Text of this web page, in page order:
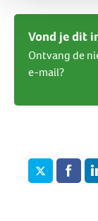
Vond je dit
Ontvang de
e-mail?